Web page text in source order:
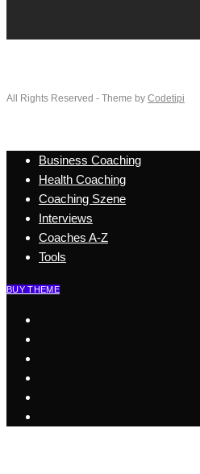
All Rights Reserved - Theme by Codetipi
Business Coaching
Health Coaching
Coaching Szene
Interviews
Coaches A-Z
Tools
BUY THEME